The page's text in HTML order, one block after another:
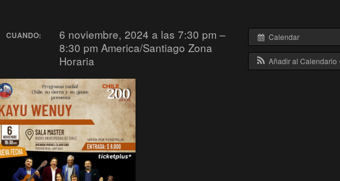
Calendar
Añadir al Calendario
CUANDO:
6 noviembre, 2024 a las 7:30 pm –
8:30 pmAmerica/Santiago Zona
Horaria